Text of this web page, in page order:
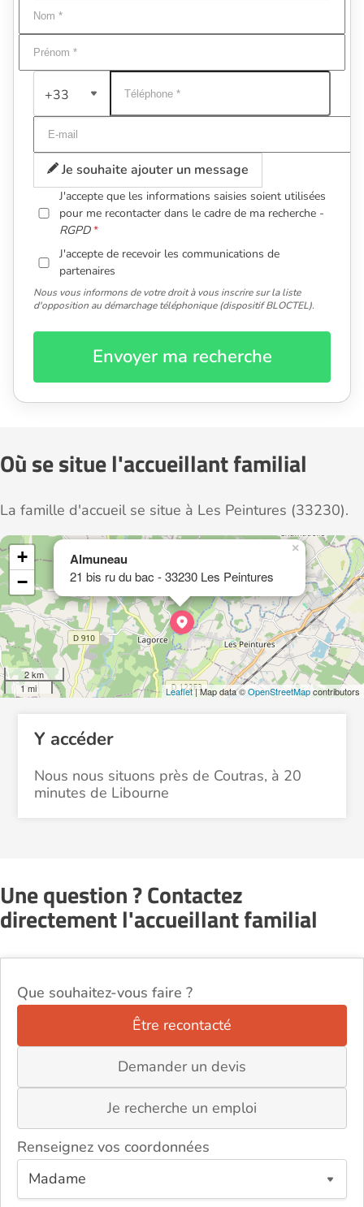
+33
Je souhaite ajouter un message
J'accepte que les informations saisies soient utilisées
pour me recontacter dans le cadre de ma recherche -
RGPD
J'accepte de recevoir les communications de
partenaires
Nous vous informons de votre droit à vous inscrire sur la liste
d'opposition au démarchage téléphonique (dispositif BLOCTEL).
Envoyer ma recherche
Où se situe l'accueillant familial
La famille d'accueil se situe à Les Peintures (33230).
Almuneau
21 bis ru du bac - 33230 Les Peintures
×
+
−
2 km
1 mi
Leaflet| Map data ©OpenStreetMapcontributors
Y accéder
Nous nous situons près de Coutras, à 20
minutes de Libourne
Une question ? Contactez
directement l'accueillant familial
Que souhaitez-vous faire ?
Être recontacté
Demander un devis
Je recherche un emploi
Renseignez vos coordonnées